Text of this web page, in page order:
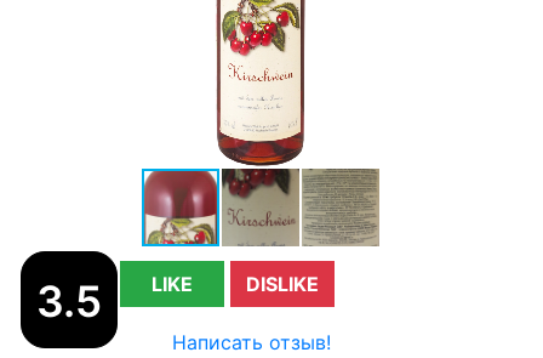
3.5 LIKE DISLIKE
Написать отзыв!